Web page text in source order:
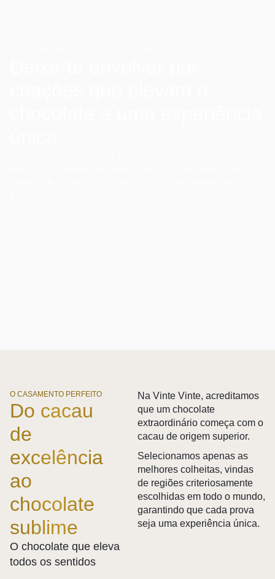
O CASAMENTO PERFEITO
Do cacau
de
excelência
ao
chocolate
sublime
O chocolate que eleva
todos os sentidos
Na Vinte Vinte, acreditamos
que um chocolate
extraordinário começa com o
cacau de origem superior.
Selecionamos apenas as
melhores colheitas, vindas
de regiões criteriosamente
escolhidas em todo o mundo,
garantindo que cada prova
seja uma experiência única.